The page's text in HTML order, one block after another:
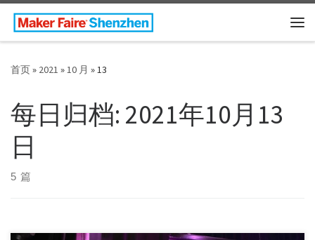
Skip to content
首页» 2021 »10 月 »13
每日归档: 2021年10月13
日
5 篇